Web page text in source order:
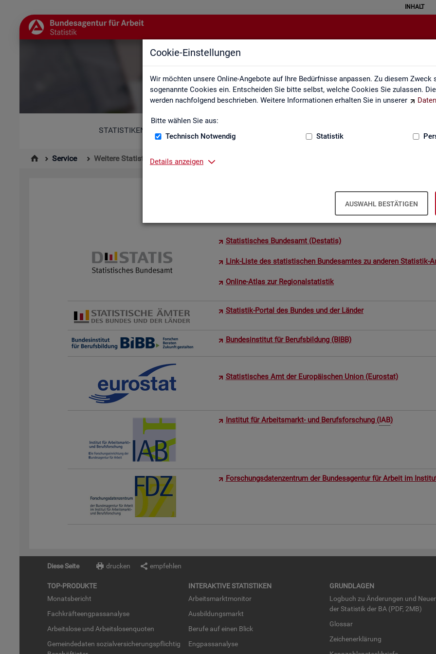
Cookie-Einstellungen
Wir möchten unsere Online-Angebote auf Ihre Bedürfnisse anpassen. Zu diesem Zweck
sogenannte Cookies ein. Entscheiden Sie bitte selbst, welche Cookies Sie zulassen.
werden nachfolgend beschrieben. Weitere Informationen erhalten Sie in unserer
Bitte wählen Sie aus:
Technisch Notwendig
Statistik
Details anzeigen
AUSWAHL BESTÄTIGEN
INHALT
Weitere Statistikangebote
STATISTIKEN
Service Weitere Statistikangebote
Wei­te­re Sta­tis­tik­an­ge­bo­te
Hier er­hal­ten Sie eine Aus­wahl wei­te­rer Sta­tis­tik­an­ge­bo­te an­de­rer
Sta­tis­ti­sches Bun­des­amt (De­sta­tis)
Link-Liste des sta­tis­ti­schen Bun­des­am­tes zu an­de­ren Sta­tis­tik-
On­line-Atlas zur Re­gio­nal­sta­tis­tik
Sta­tis­tik-Por­tal des Bun­des und der Län­der
Bun­des­in­sti­tut für Be­rufs­bil­dung (BIBB)
Sta­tis­ti­sches Amt der Eu­ro­päi­schen Union (Eu­ro­stat)
In­sti­tut für Ar­beits­markt- und Be­rufs­for­schung (IAB)
For­schungs­da­ten­zen­trum der Bun­des­agen­tur für Ar­beit im
Diese Seite drucken empfehlen
TOP-PRO­DUK­TE
Mo­nats­be­richt
Fach­kräf­te­eng­pass­ana­ly­se
Ar­beits­lo­se und Ar­beits­lo­sen­quo­ten
Ge­mein­de­da­ten so­zi­al­ver­si­che­rungs­pflich­tig
IN­TER­AK­TI­VE STA­TIS­TI­KEN
Ar­beits­markt­mo­ni­tor
Aus­bil­dungs­markt
Be­ru­fe auf einen Blick
Eng­pass­ana­ly­se
GRUND­LA­GEN
Log­buch zu Än­de­run­gen und
der Sta­tis­tik der BA (PDF, 2MB)
Glos­sar
Zei­chen­er­klä­rung